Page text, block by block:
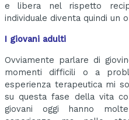
e libera nel rispetto
individuale diventa quindi un
I giovani adulti
Ovviamente parlare di
momenti difficili o a
esperienza terapeutica mi
su questa fase della vita
giovani oggi hanno